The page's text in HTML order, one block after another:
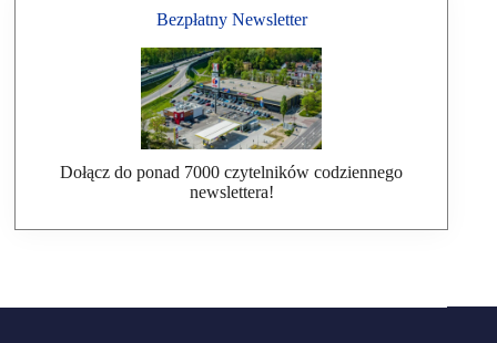
Bezpłatny Newsletter
Dołącz do ponad 7000 czytelników codziennego
newslettera!